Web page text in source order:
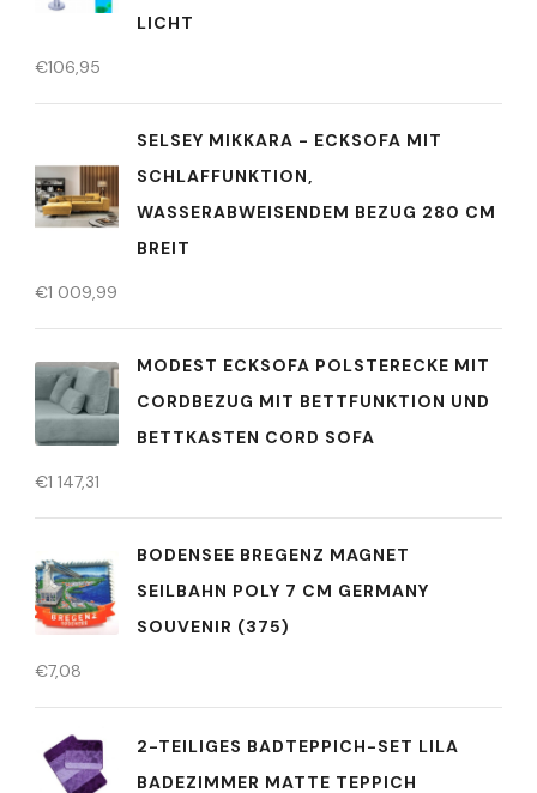
ICHT
€106,95
SELSEY MIKKARA - ECKSOFA MIT
SCHLAFFUNKTION,
WASSERABWEISENDEM BEZUG 280 CM
BREIT
€1 009,99
MODEST ECKSOFA POLSTERECKE MIT
CORDBEZUG MIT BETTFUNKTION UND
BETTKASTEN CORD SOFA
€1 147,31
BODENSEE BREGENZ MAGNET
SEILBAHN POLY 7 CM GERMANY
SOUVENIR (375)
€7,08
2-TEILIGES BADTEPPICH-SET LILA
BADEZIMMER MATTE TEPPICH